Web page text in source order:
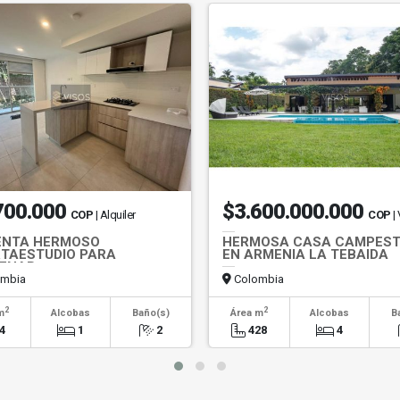
COP | Alquiler
HERMOSO
PARA
2 Alcobas
1
Baño(s)
2
$3.600.000.000 COP |
HERMOSA CASA
EN ARMENIA LA TEBAIDA
Colombia
Área m2
428
Alcobas
4